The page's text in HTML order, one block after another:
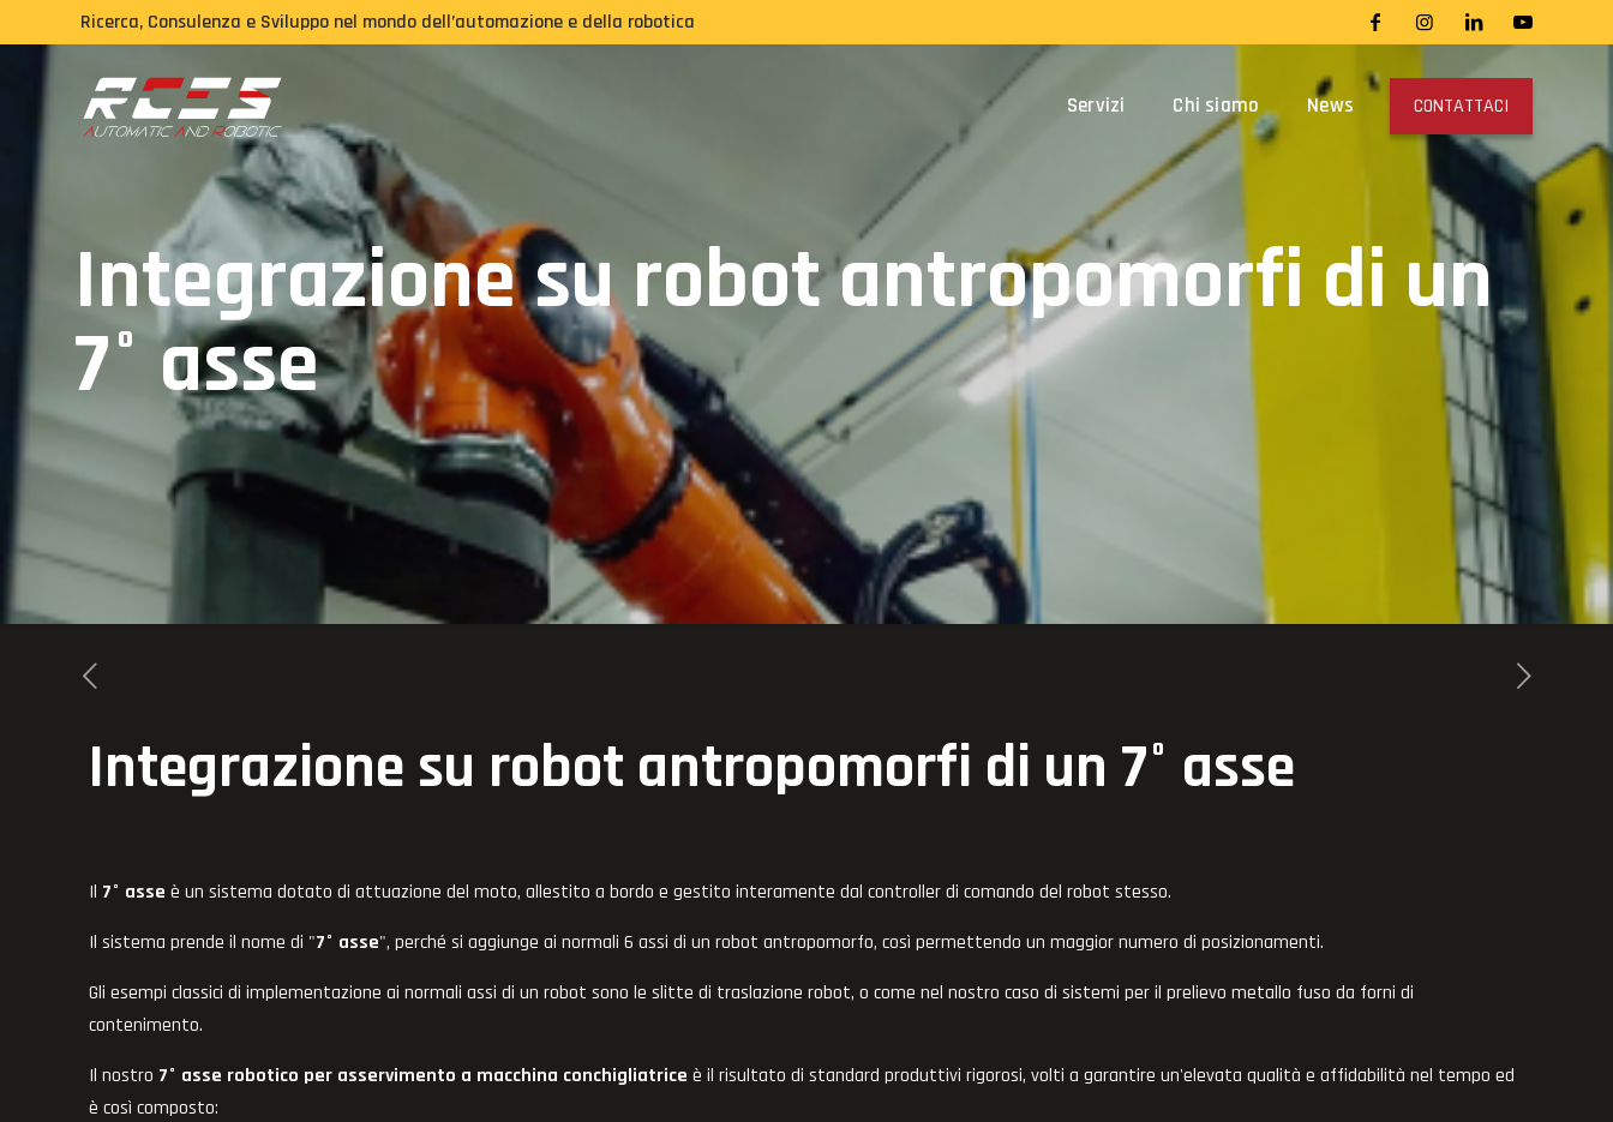
Ricerca, Consulenza e Sviluppo nel mondo dell’automazione e della robotica
Servizi Chi siamo News CONTATTACI
Integrazione su robot antropomorfi di un
7° asse
Integrazione su robot antropomorfi di un 7° asse
Il 7° asse è un sistema dotato di attuazione del moto, allestito a bordo e gestito interamente dal controller di comando del robot stesso.
Il sistema prende il nome di "7° asse", perché si aggiunge ai normali 6 assi di un robot antropomorfo, così permettendo un maggior numero di posizionamenti.
Gli esempi classici di implementazione ai normali assi di un robot sono le slitte di traslazione robot, o come nel nostro caso di sistemi per il prelievo metallo fuso da forni di
contenimento.
Il nostro 7° asse robotico per asservimento a macchina conchigliatrice è il risultato di standard produttivi rigorosi, volti a garantire un'elevata qualità e affidabilità nel tempo ed
è così composto: